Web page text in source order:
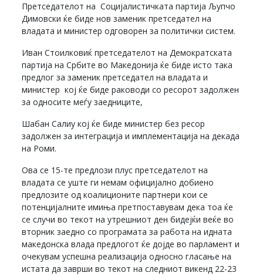
Претседателот на Социјалистичката партија Љупчо
Димовски ќе биде нов заменик претседател на
владата и министер одговорен за политички систем.
Иван Стоилковиќ претседателот на Демократската
партија на Србите во Македонија ќе биде исто така
предлог за заменик претседател на владата и
министер кој ќе биде раководи со ресорот задолжен
за односите меѓу заедниците,
Шабан Салиу кој ќе биде министер без ресор
задолжен за интеграција и имплементација на декада
на Роми.
Ова се 15-те предлози плус претседателот на
владата се уште ги немам официјално добиено
предлозите од коалиционите партнери кои се
потенцијалните имиња претпоставувам дека тоа ќе
се случи во текот на утрешниот ден бидејќи веќе во
вторник заедно со програмата за работа на идната
македонска влада предлогот ќе дојде во парламент и
очекувам успешна реализација односно гласање на
истата да заврши во текот на следниот викенд 22-23